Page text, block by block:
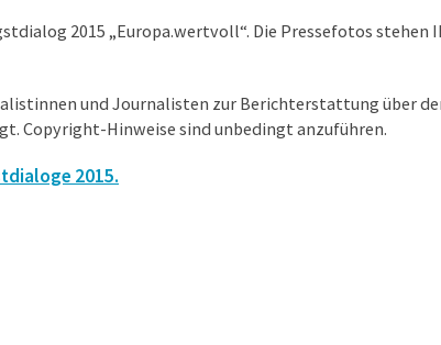
2015 „Europa.wertvoll“. Die Pressefotos
und Journalisten zur Berichterstattung über
Copyright-Hinweise sind unbedingt anzuführen.
2015.